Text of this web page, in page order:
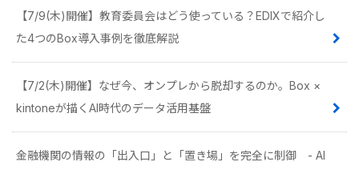
【7/9(木)開催】教育委員会はどう使っている？EDIXで紹介し
た4つのBox導入事例を徹底解説
【7/2(木)開催】なぜ今、オンプレから脱却するのか。Box ×
kintoneが描くAI時代のデータ活用基盤
金融機関の情報の「出入口」と「置き場」を完全に制御 - AI